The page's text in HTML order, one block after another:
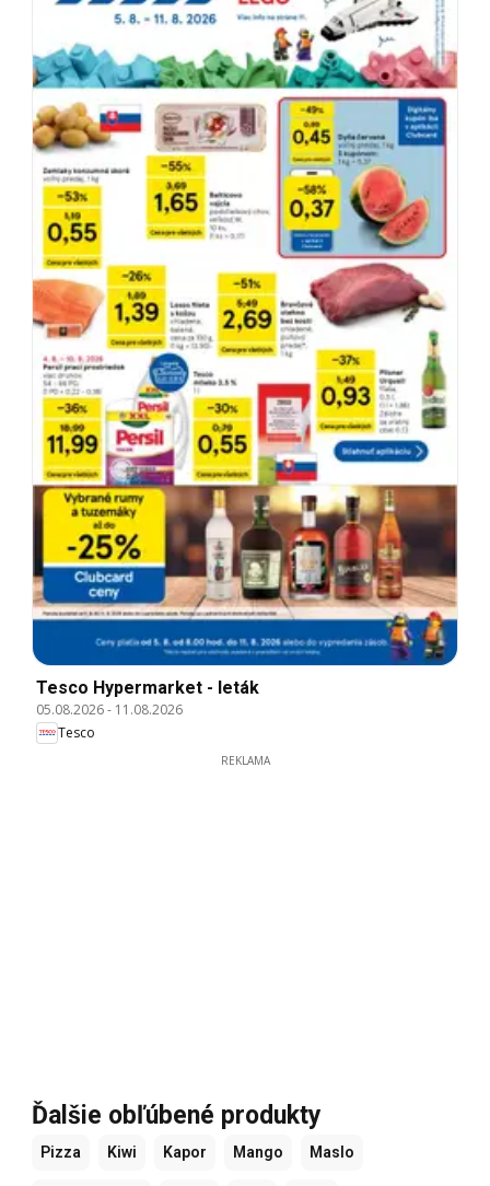
Tesco Hypermarket - leták
05.08.2026- 11.08.2026
Tesco
REKLAMA
Ďalšie obľúbené produkty
Pizza Kiwi Kapor Mango Maslo